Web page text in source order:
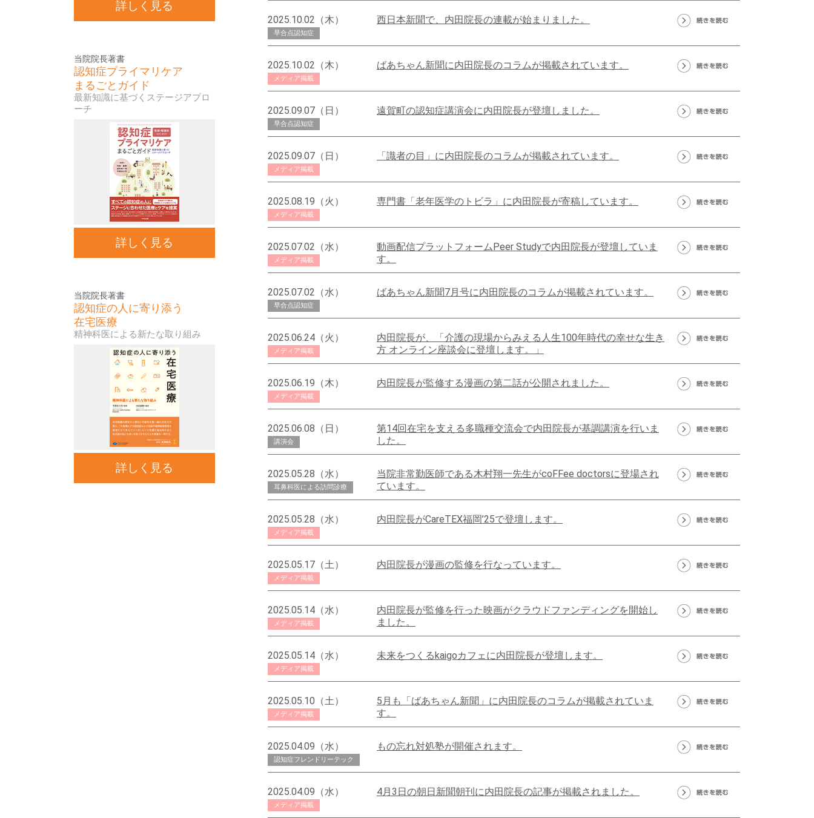
詳しく見る
当院院長著書
認知症プライマリケア
まるごとガイド
最新知識に基づくステージアプロ
ーチ
詳しく見る
当院院長著書
認知症の人に寄り添う
在宅医療
精神科医による新たな取り組み
詳しく見る
2025.10.02（木）
早合点認知症
西日本新聞で、内田院長の連載が始まりました。
2025.10.02（木）
メディア掲載
ばあちゃん新聞に内田院長のコラムが掲載されています。
2025.09.07（日）
早合点認知症
遠賀町の認知症講演会に内田院長が登壇しました。
2025.09.07（日）
メディア掲載
「識者の目」に内田院長のコラムが掲載されています。
2025.08.19（火）
メディア掲載
専門書「老年医学のトビラ」に内田院長が寄稿しています。
2025.07.02（水）
メディア掲載
動画配信プラットフォームPeer Studyで内田院長が登壇していま
す。
2025.07.02（水）
早合点認知症
ばあちゃん新聞7月号に内田院長のコラムが掲載されています。
2025.06.24（火）
メディア掲載
内田院長が、「介護の現場からみえる人生100年時代の幸せな生き
方 オンライン座談会に登壇します。」
2025.06.19（木）
メディア掲載
内田院長が監修する漫画の第二話が公開されました。
2025.06.08（日）
講演会
第14回在宅を支える多職種交流会で内田院長が基調講演を行いま
した。
2025.05.28（水）
耳鼻科医による訪問診療
当院非常勤医師である木村翔一先生がcoFFee doctorsに登場され
ています。
2025.05.28（水）
メディア掲載
内田院長がCareTEX福岡’25で登壇します。
2025.05.17（土）
メディア掲載
内田院長が漫画の監修を行なっています。
2025.05.14（水）
メディア掲載
内田院長が監修を行った映画がクラウドファンディングを開始し
ました。
2025.05.14（水）
メディア掲載
未来をつくるkaigoカフェに内田院長が登壇します。
2025.05.10（土）
メディア掲載
5月も「ばあちゃん新聞」に内田院長のコラムが掲載されていま
す。
2025.04.09（水）
認知症フレンドリーテック
もの忘れ対処塾が開催されます。
2025.04.09（水）
メディア掲載
4月3日の朝日新聞朝刊に内田院長の記事が掲載されました。